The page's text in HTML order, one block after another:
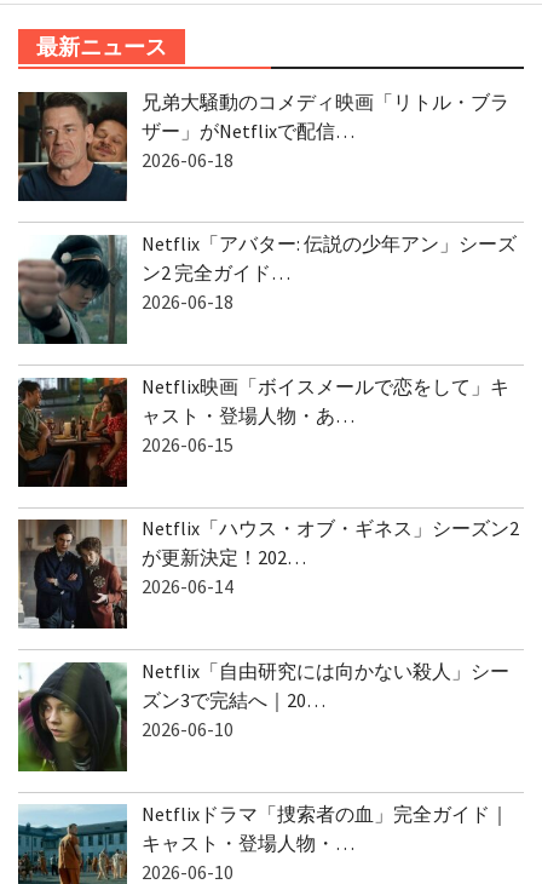
最新ニュース
兄弟大騒動のコメディ映画「リトル・ブラ
ザー」がNetflixで配信…
Netflix「アバター: 伝説の少年アン」シーズ
ン2 完全ガイド…
Netflix映画「ボイスメールで恋をして」キ
ャスト・登場人物・あ…
Netflix「ハウス・オブ・ギネス」シーズン2
が更新決定！202…
Netflix「自由研究には向かない殺人」シー
ズン3で完結へ｜20…
Netflixドラマ「捜索者の血」完全ガイド｜
キャスト・登場人物・…